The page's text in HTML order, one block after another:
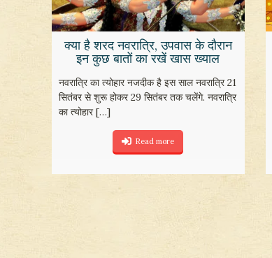
क्या है शरद नवरात्रि, उपवास के दौरान
इन कुछ बातों का रखें खास ख्याल
नवरात्रि का त्योहार नजदीक है इस साल नवरात्रि 21
सितंबर से शुरू होकर 29 सितंबर तक चलेंगे. नवरात्रि
का त्योहार[…]
Read more